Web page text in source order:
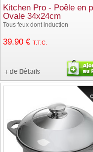
Kitchen Pro - Poêle en
Ovale 34x24cm
Tous feux dont induction
39.90 € T.T.C.